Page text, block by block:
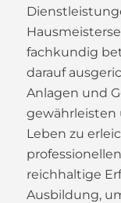
fachkundig
darauf
Anlagen und
gewährleisten
Leben zu
reichhaltige
Ausbildung,